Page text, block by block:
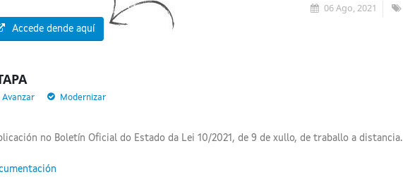
06 Ago, 2021
Accede dende aquí
Avanzar Modernizar
no Boletín Oficial do Estado da Lei 10/2021, de 9 de xullo, de traballo a distancia.